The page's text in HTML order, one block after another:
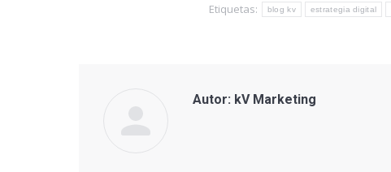
Etiquetas:
blog kv estrategia digital
Autor: kV Marketing